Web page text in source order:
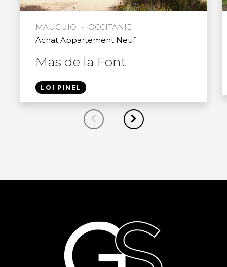
MAUGUIO • OCCITANIE
Achat Appartement Neuf
Mas de la Font
LOI PINEL